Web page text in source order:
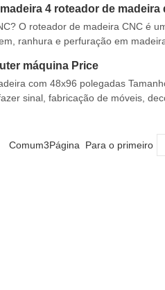
4 roteador de
O roteador de madeira CNC é
ranhura e perfuração em
máquina Price
com 48x96 polegadas
sinal, fabricação de móveis,
Comum3Página Para o primeiro